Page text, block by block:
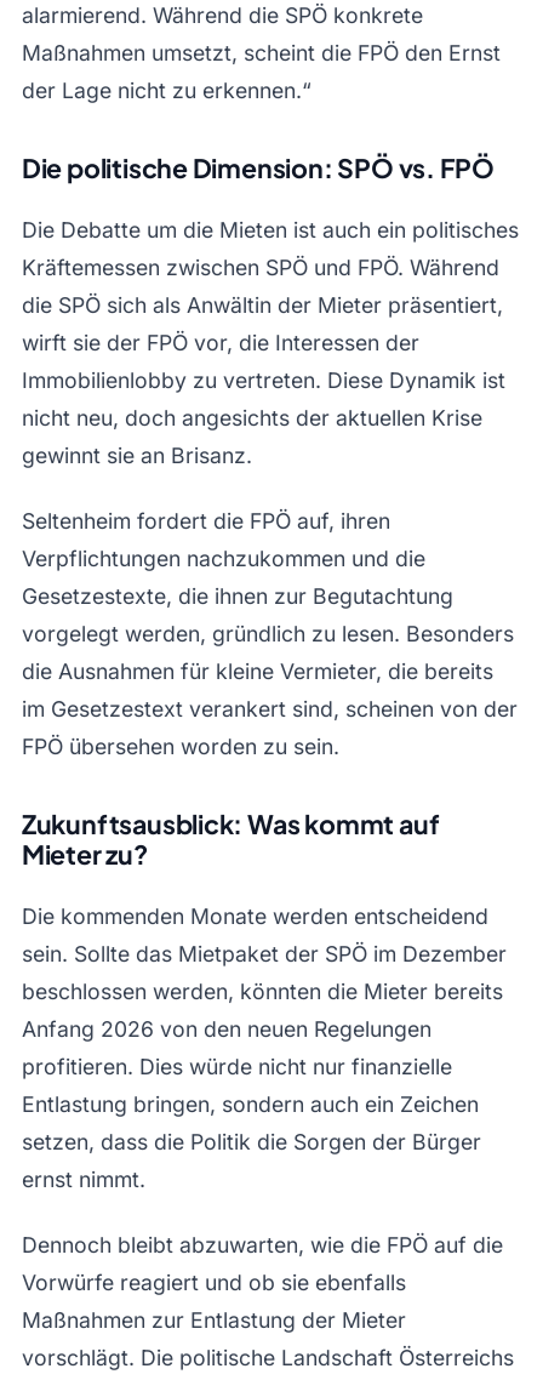
alarmierend. Während die SPÖ konkrete
Maßnahmen umsetzt, scheint die FPÖ den Ernst
der Lage nicht zu erkennen.“
Die politische Dimension: SPÖ vs. FPÖ
Die Debatte um die Mieten ist auch ein politisches
Kräftemessen zwischen SPÖ und FPÖ. Während
die SPÖ sich als Anwältin der Mieter präsentiert,
wirft sie der FPÖ vor, die Interessen der
Immobilienlobby zu vertreten. Diese Dynamik ist
nicht neu, doch angesichts der aktuellen Krise
gewinnt sie an Brisanz.
Seltenheim fordert die FPÖ auf, ihren
Verpflichtungen nachzukommen und die
Gesetzestexte, die ihnen zur Begutachtung
vorgelegt werden, gründlich zu lesen. Besonders
die Ausnahmen für kleine Vermieter, die bereits
im Gesetzestext verankert sind, scheinen von der
FPÖ übersehen worden zu sein.
Zukunftsausblick: Was kommt auf
Mieter zu?
Die kommenden Monate werden entscheidend
sein. Sollte das Mietpaket der SPÖ im Dezember
beschlossen werden, könnten die Mieter bereits
Anfang 2026 von den neuen Regelungen
profitieren. Dies würde nicht nur finanzielle
Entlastung bringen, sondern auch ein Zeichen
setzen, dass die Politik die Sorgen der Bürger
ernst nimmt.
Dennoch bleibt abzuwarten, wie die FPÖ auf die
Vorwürfe reagiert und ob sie ebenfalls
Maßnahmen zur Entlastung der Mieter
vorschlägt. Die politische Landschaft Österreichs